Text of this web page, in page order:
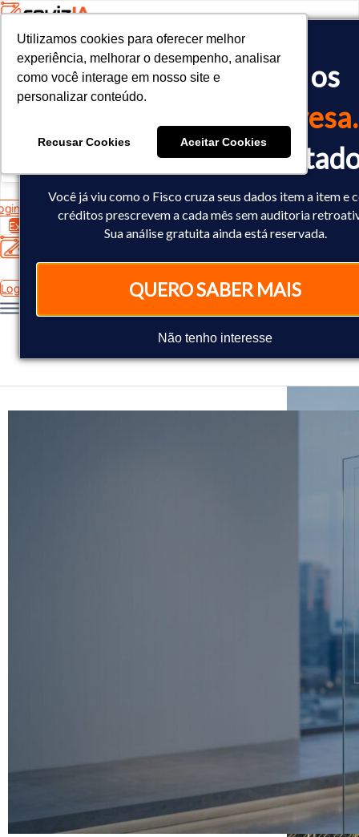
O Fisco já cruzou os
da sua empresa.
Você já sabe o
Você já viu como o Fisco cruza seus dados item a item e
créditos prescrevem a cada mês sem auditoria
Sua análise gratuita ainda está reservada.
QUERO SABER MAIS
Não tenho interesse
Utilizamos cookies para oferecer melhor
experiência, melhorar o desempenho, analisar
como você interage em nosso site e
personalizar conteúdo.
Recusar Cookies Aceitar Cookies
Utilizamos cookies para oferecer melhor
experiência, melhorar o desempenho, analisar
como você interage em nosso site e
personalizar conteúdo.
Recusar Cookies Aceitar Cookies
<!-- Google tag (gtag.js) -->
<script async src="https://www.googletagmanager.com/gtag/
<script>
  window.dataLayer = window.dataLayer || [];
  gtag('config', 'AW-10793602440');
Experimente Grátis
Login